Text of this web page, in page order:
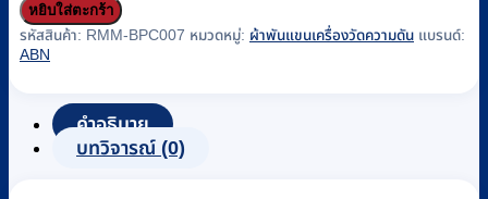
ผ้า
พัน
(CUFF)
ABN
BLADDERLESS
หยิบใส่ตะกร้า
รหัสสินค้า: RMM-BPC007 หมวดหมู่: ผ้าพันแขนเครื่องวัดความดัน แบรนด์:
ABN
คำอธิบาย
บทวิจารณ์ (0)